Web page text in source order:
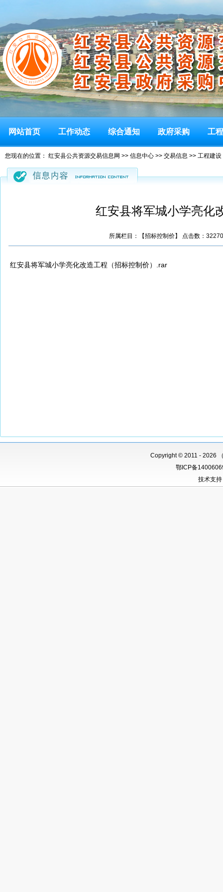
网站首页 工作动态 综合通知 政府采购 工
您现在的位置： 红安县公共资源交易信息网 >> 信息中心 >> 交易信息 >> 工程建设
红安县将军城小学亮化
所属栏目：【招标控制价】 点击数：
红安县将军城小学亮化改造工程（招标控制价）.rar
Copyright© 2011 -2026
鄂ICP备
技术支